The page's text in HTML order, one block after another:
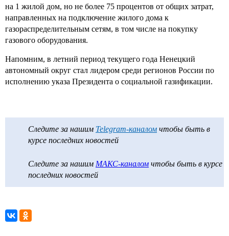
на 1 жилой дом, но не более 75 процентов от общих затрат,
направленных на подключение жилого дома к
газораспределительным сетям, в том числе на покупку
газового оборудования.
Напомним, в летний период текущего года Ненецкий
автономный округ стал лидером среди регионов России по
исполнению указа Президента о социальной газификации.
Следите за нашим Telegram-каналом чтобы быть в
курсе последних новостей
Следите за нашим МАКС-каналом чтобы быть в курсе
последних новостей